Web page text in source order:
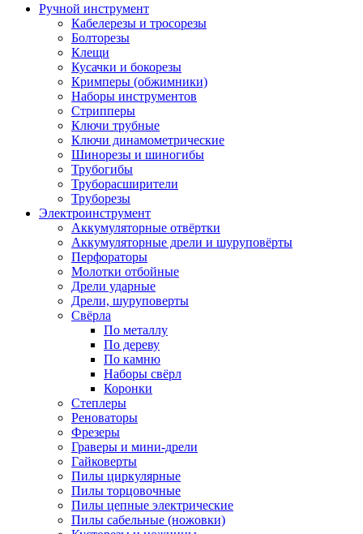
Ручной инструмент
Кабелерезы и тросорезы
Болторезы
Клещи
Кусачки и бокорезы
Кримперы (обжимники)
Наборы инструментов
Стрипперы
Ключи трубные
Ключи динамометрические
Шинорезы и шиногибы
Трубогибы
Труборасширители
Труборезы
Электроинструмент
Аккумуляторные отвёртки
Аккумуляторные дрели и шуруповёрты
Перфораторы
Молотки отбойные
Дрели ударные
Дрели, шуруповерты
Свёрла
По металлу
По дереву
По камню
Наборы свёрл
Коронки
Степлеры
Реноваторы
Фрезеры
Граверы и мини-дрели
Гайковерты
Пилы циркулярные
Пилы торцовочные
Пилы цепные электрические
Пилы сабельные (ножовки)